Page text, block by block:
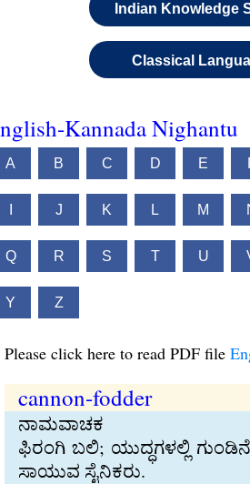
Indian Knowledge
Classical
Kannada Nighantu
A B C D E
J K L M
Q R S T U
Y Z
Please click here to read PDF file
cannon-fodder
ನಾಮವಾಚಕ
ಫಿರಂಗಿ ಬಲಿ; ಯುದ್ಧಗಳಲ್ಲಿ
ಸಾಯುವ ಸೈನಿಕರು.